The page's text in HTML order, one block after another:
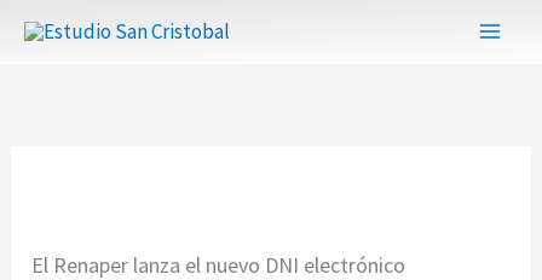
El Renaper lanza el nuevo DNI electrónico